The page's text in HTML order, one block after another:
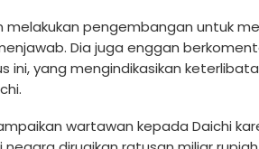
melakukan pengembangan untuk
Dia juga enggan
ini, yang mengindikasikan
wartawan kepada Daichi